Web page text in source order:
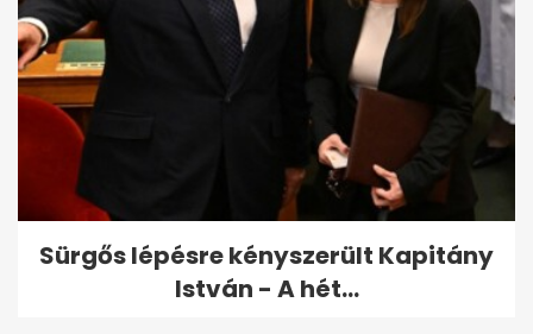
Sürgős lépésre kényszerült Kapitány
István - A hét...